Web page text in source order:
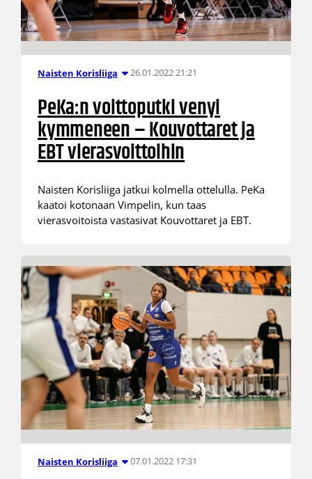
Naisten Korisliiga 26.01.2022 21:21
PeKa:n voittoputki venyi
kymmeneen – Kouvottaret ja
EBT vierasvoittoihin
Naisten Korisliiga jatkui kolmella ottelulla. PeKa
kaatoi kotonaan Vimpelin, kun taas
vierasvoitoista vastasivat Kouvottaret ja EBT.
Naisten Korisliiga 07.01.2022 17:31